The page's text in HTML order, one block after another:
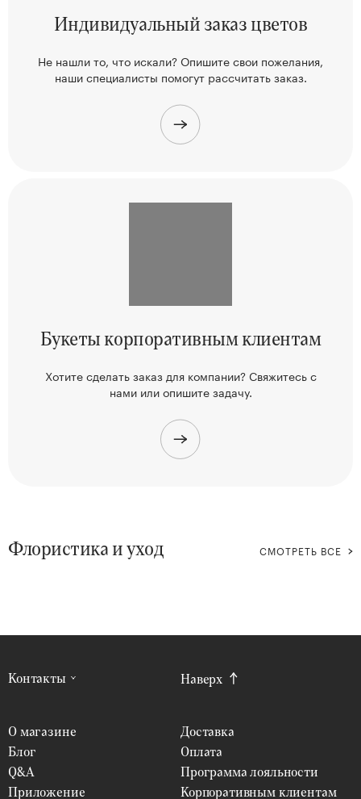
Индивидуальныйзаказ цветов
Не нашли то, что искали? Опишите свои пожелания,
нашиспециалисты помогут рассчитать заказ.
Букеты корпоративным клиентам
Хотите сделать заказ для компании? Свяжитесьс
нами или опишите задачу.
Флористика и уход СМОТРЕТЬ ВСЕ
Контакты
О магазине
Блог
Q&A
Приложение
Доставка
Оплата
Программа лояльности
Корпоративным клиентам
Наверх